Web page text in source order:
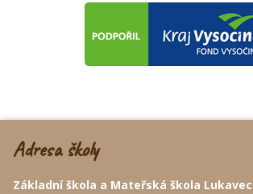
Adresa školy
Základní škola a Mateřská škola Lukavec